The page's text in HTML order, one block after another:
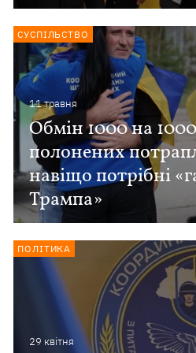
11 травня
Обмін 1000 на
полонених
навіщо потрібні
Трампа»
СУСПІЛЬСТВО
29 квiтня
ПОЛІТИКА